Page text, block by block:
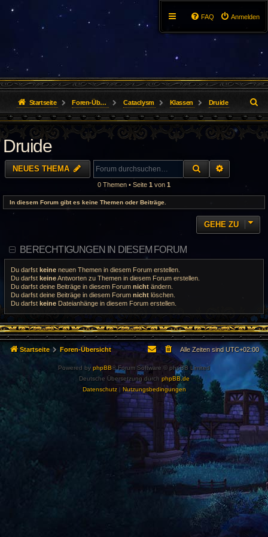
Anmelden
FAQ
Startseite Foren-Übersicht Cataclysm Klassen Druide
u
c
Druide
NEUES THEMA SUCHE
0 Themen • Seite 1 von 1
In diesem Forum gibt es keine Themen oder Beiträge.
GEHE ZU
BERECHTIGUNGEN IN DIESEM FORUM
Du darfst keine neuen Themen in diesem Forum erstellen.
Du darfst keineAntworten zu Themen in diesem Forum erstellen.
Du darfst deine Beiträge in diesem Forum nicht ändern.
Du darfst deine Beiträge in diesem Forum nicht löschen.
Du darfst keine Dateianhänge in diesem Forum erstellen.
Startseite Foren-Übersicht Alle Zeiten sindUTC+02:00
Powered byphpBB® Forum Software © phpBB Limited
Deutsche Übersetzung durch phpBB.de
Datenschutz| Nutzungsbedingungen